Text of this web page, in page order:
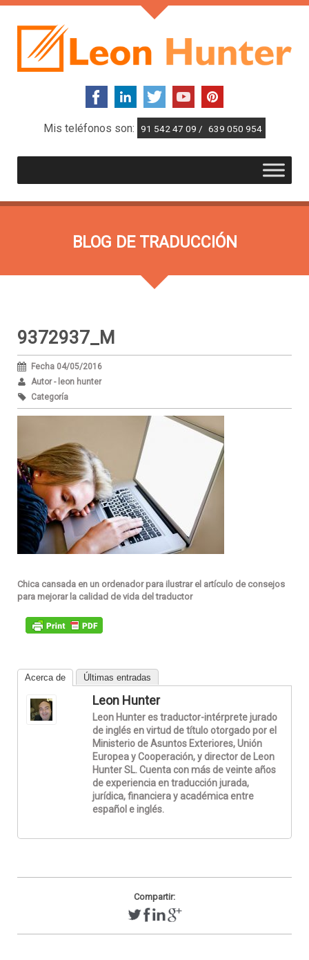
Mis teléfonos son: 91 542 47 09 / 639 050 954
BLOG DE TRADUCCIÓN
9372937_M
Fecha 04/05/2016
Autor - leon hunter
Categoría
Chica cansada en un ordenador para ilustrar el artículo de consejos
para mejorar la calidad de vida del traductor
Acerca de Últimas entradas
Leon Hunter
Leon Hunter es traductor-intérprete jurado
de inglés en virtud de título otorgado por el
Ministerio de Asuntos Exteriores, Unión
Europea y Cooperación, y director de Leon
Hunter SL. Cuenta con más de veinte años
de experiencia en traducción jurada,
jurídica, financiera y académica entre
español e inglés.
Compartir: